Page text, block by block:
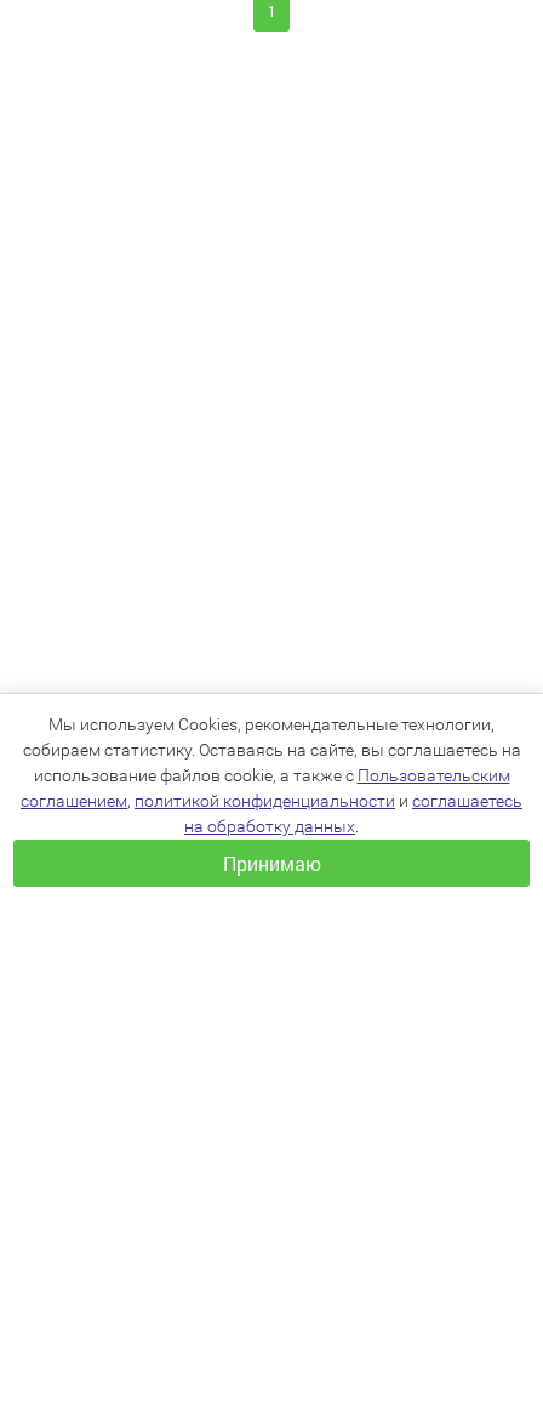
1
Мы используем Cookies, рекомендательные технологии,
собираем статистику. Оставаясь на сайте, вы соглашаетесь на
использование файлов cookie, а также с Пользовательским
соглашением, политикой конфиденциальности и соглашаетесь
на обработку данных
Принимаю